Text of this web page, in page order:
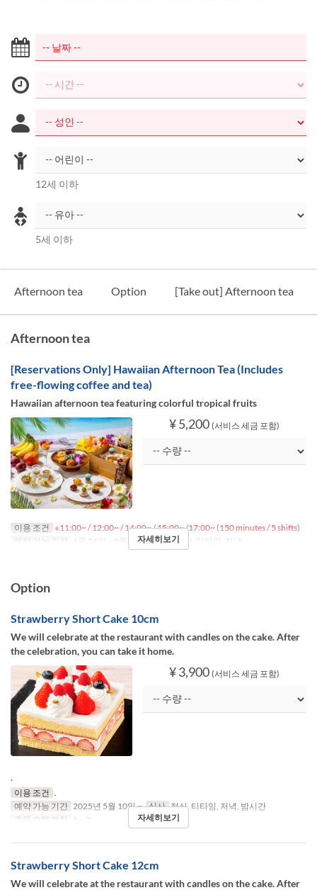
12세 이하
5세 이하
Afternoon tea Option [Take out] Afternoon tea
Afternoon tea
[Reservations Only] Hawaiian Afternoon Tea (Includes
free-flowing coffee and tea)
Hawaiian afternoon tea featuring colorful tropical fruits
¥ 5,200 (서비스 세금 포함)
이용 조건 ※11:00~ / 12:00~ / 14:00~ / 15:00~ /17:00~ (150 minutes / 5 shifts)
예약 가능 기간
6월 24일 ~ 8월 31일 식사 점심, 티타임, 저녁
자세히보기
Option
Strawberry Short Cake 10cm
We will celebrate at the restaurant with candles on the cake. After
the celebration, you can take it home.
¥ 3,900 (서비스 세금 포함)
.
이용 조건 .
예약 가능 기간 2025년 5월 10일 ~ 식사 점심, 티타임, 저녁, 밤시간
주문 수량 제한
1 ~ 3 자세히보기
Strawberry Short Cake 12cm
We will celebrate at the restaurant with candles on the cake. After